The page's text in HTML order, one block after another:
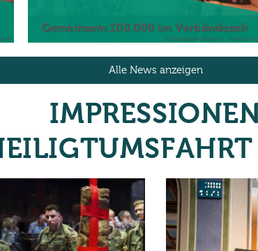
Gemeinsam 100.000 im Verbändezelt
© Domkapitel Aachen - Christian
Alle News anzeigen